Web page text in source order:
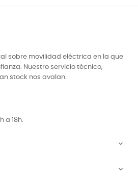
sobre movilidad eléctrica en la que
Nuestro servicio técnico,
stock nos avalan.
a 18h.

